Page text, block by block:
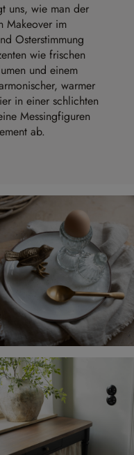
uns, wie man der
Makeover im
Osterstimmung
wie frischen
und einem
warmer
in einer schlichten
Messingfiguren
ab.